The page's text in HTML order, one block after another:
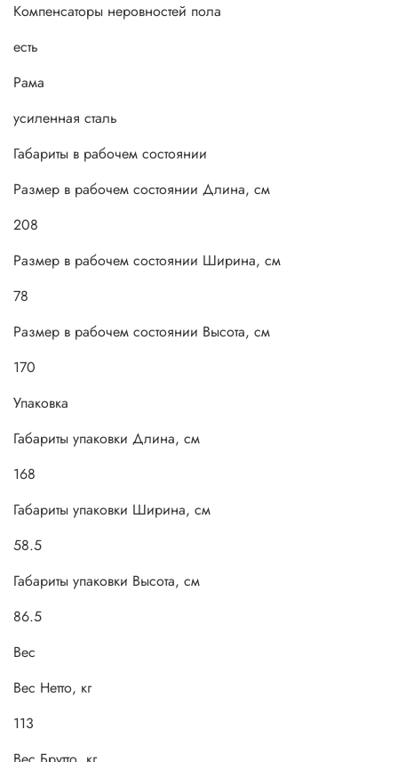
Компенсаторы неровностей пола
есть
Рама
усиленная сталь
Габариты в рабочем состоянии
Размер в рабочем состоянии Длина, см
208
Размер в рабочем состоянии Ширина, см
78
Размер в рабочем состоянии Высота, см
170
Упаковка
Габариты упаковки Длина, см
168
Габариты упаковки Ширина, см
58.5
Габариты упаковки Высота, см
86.5
Вес
Вес Нетто, кг
113